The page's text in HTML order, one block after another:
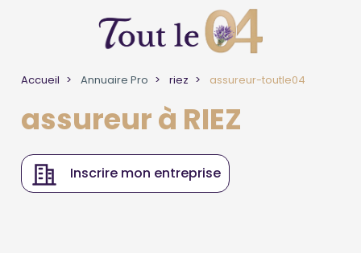
Accueil Annuaire Pro riez assureur-toutle04
assureur à RIEZ
Inscrire mon entreprise